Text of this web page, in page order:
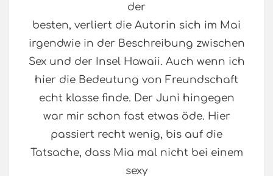
der
besten, verliert die Autorin sich im Mai
irgendwie in der Beschreibung zwischen
Sex und der Insel Hawaii. Auch wenn ich
hier die Bedeutung von Freundschaft
echt klasse finde. Der Juni hingegen
war mir schon fast etwas öde. Hier
passiert recht wenig, bis auf die
Tatsache, dass Mia mal nicht bei einem
sexy